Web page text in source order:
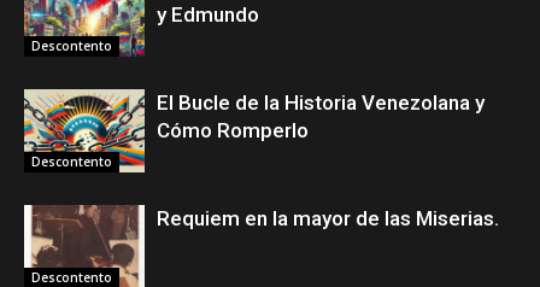
Descontento
y Edmundo
Descontento
El Bucle de la Historia Venezolana y
Cómo Romperlo
Descontento
Requiem en la mayor de las Miserias.